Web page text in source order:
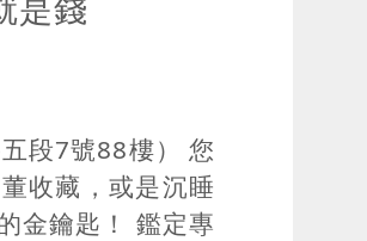
段7號88樓） 您
收藏，或是沉睡
金鑰匙！ 鑑定專